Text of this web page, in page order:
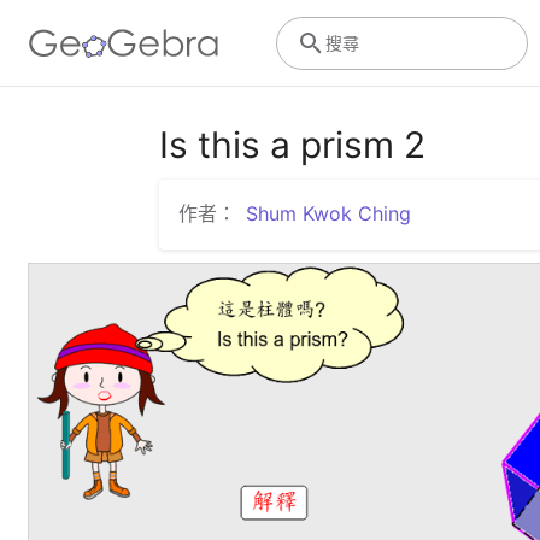
搜尋
Is this a prism 2
作者： Shum Kwok Ching